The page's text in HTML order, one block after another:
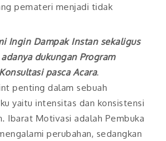
pemateri menjadi tidak
Ingin Dampak Instan sekaligus
dukungan Program
pasca Acara.
penting dalam sebuah
yaitu intensitas dan konsistensi
Ibarat Motivasi adalah Pembuka
perubahan, sedangkan